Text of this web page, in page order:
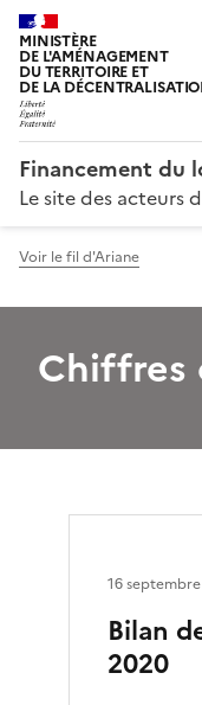
MINISTÈRE
DE L'AMÉNAGEMENT
DU TERRITOIRE ET
DE LA
Financement du
Le site des acteurs
Voir le fil d'Ariane
Chiffres
Bilan
2020
16 septembre